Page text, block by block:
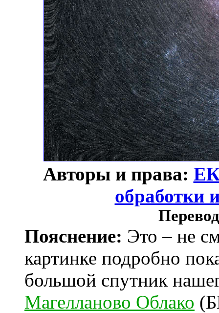
Авторы и права:
обработки
Пояснение: Это – не
картинке подробно
большой спутник
Магелланово Облако